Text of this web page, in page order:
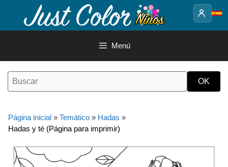
contenido
Menú
Página inicial » Temático » Hadas »
Hadas y té (Página para imprimir)